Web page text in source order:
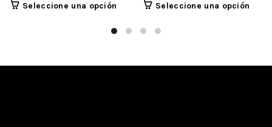
Seleccione una opción Seleccione una opción